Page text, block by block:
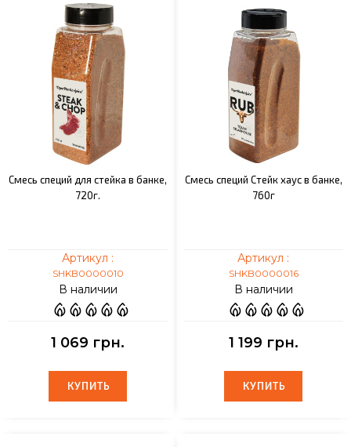
Смесь специй для стейка в банке,
720г.
Артикул :
SHKB0000010
В наличии
1 069 грн.
КУПИТЬ
КУПИТЬ
Смесь специй Стейк хаус в банке,
760г
Артикул :
SHKB0000016
В наличии
1 199 грн.
КУПИТЬ
КУПИТЬ